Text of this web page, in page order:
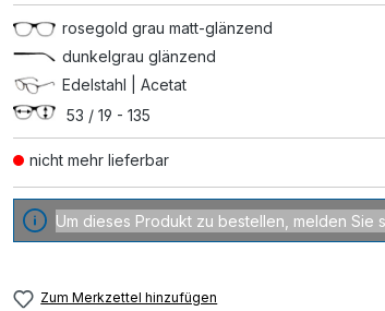
nicht mehr lieferbar
rosegold grau matt-glänzend
dunkelgrau glänzend
Edelstahl | Acetat
53 / 19 - 135
Um dieses Produkt zu bestellen, melden Sie
Zum Merkzettel hinzufügen